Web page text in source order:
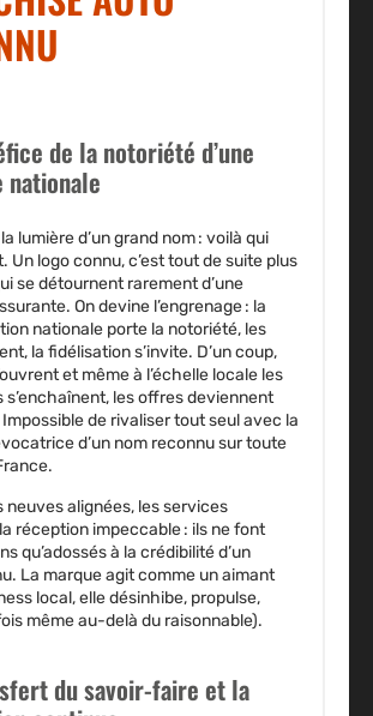
de la notoriété d’une
nationale
lumière d’un grand nom: voilà qui
Un logo connu, c’est tout de suite plus
se détournent rarement d’une
On devine l’engrenage : la
nationale porte la notoriété, les
la fidélisation s’invite. D’un coup,
et même à l’échelle locale les
s’enchaînent, les offres deviennent
de rivaliser tout seul avec la
d’un nom reconnu sur toute
neuves alignées, les services
réception impeccable : ils ne font
qu’adossés à la crédibilité d’un
La marque agit comme un aimant
local, elle désinhibe, propulse,
même au-delà du raisonnable).
du savoir-faire et la